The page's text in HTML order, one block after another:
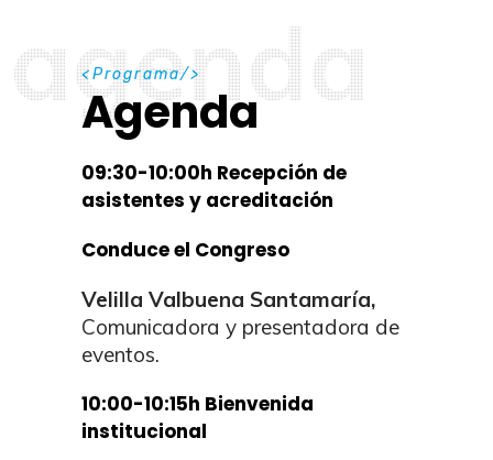
agenda
Programa
Agenda
09:30-10:00h Recepción de
asistentes y acreditación
Conduce el Congreso
Velilla Valbuena Santamaría,
Comunicadora y presentadora de
eventos.
10:00-10:15h Bienvenida
institucional